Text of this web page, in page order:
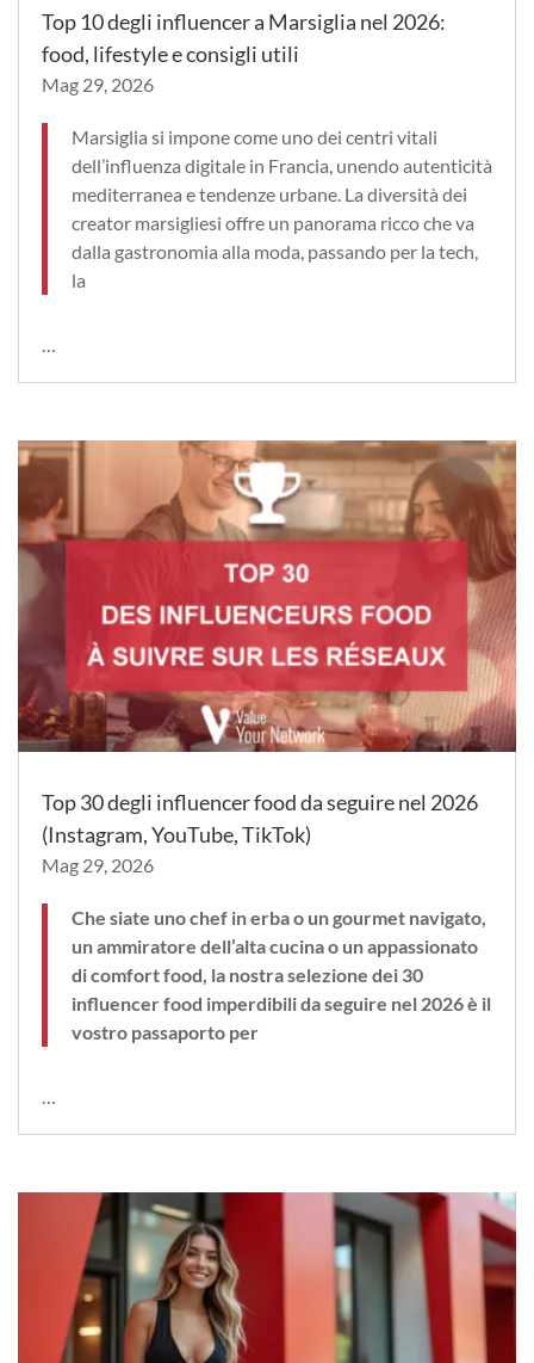
Top 10 degli influencer a Marsiglia nel 2026:
food, lifestyle e consigli utili
Mag 29, 2026
Marsiglia si impone come uno dei centri vitali
dell’influenza digitale in Francia, unendo autenticità
mediterranea e tendenze urbane. La diversità dei
creator marsigliesi offre un panorama ricco che va
dalla gastronomia alla moda, passando per la tech,
la
…
Top 30 degli influencer food da seguire nel 2026
(Instagram, YouTube, TikTok)
Mag 29, 2026
Che siate uno chef in erba o un gourmet navigato,
un ammiratore dell’alta cucina o un appassionato
di comfort food, la nostra selezione dei 30
influencer food imperdibili da seguire nel 2026 è il
vostro passaporto per
…